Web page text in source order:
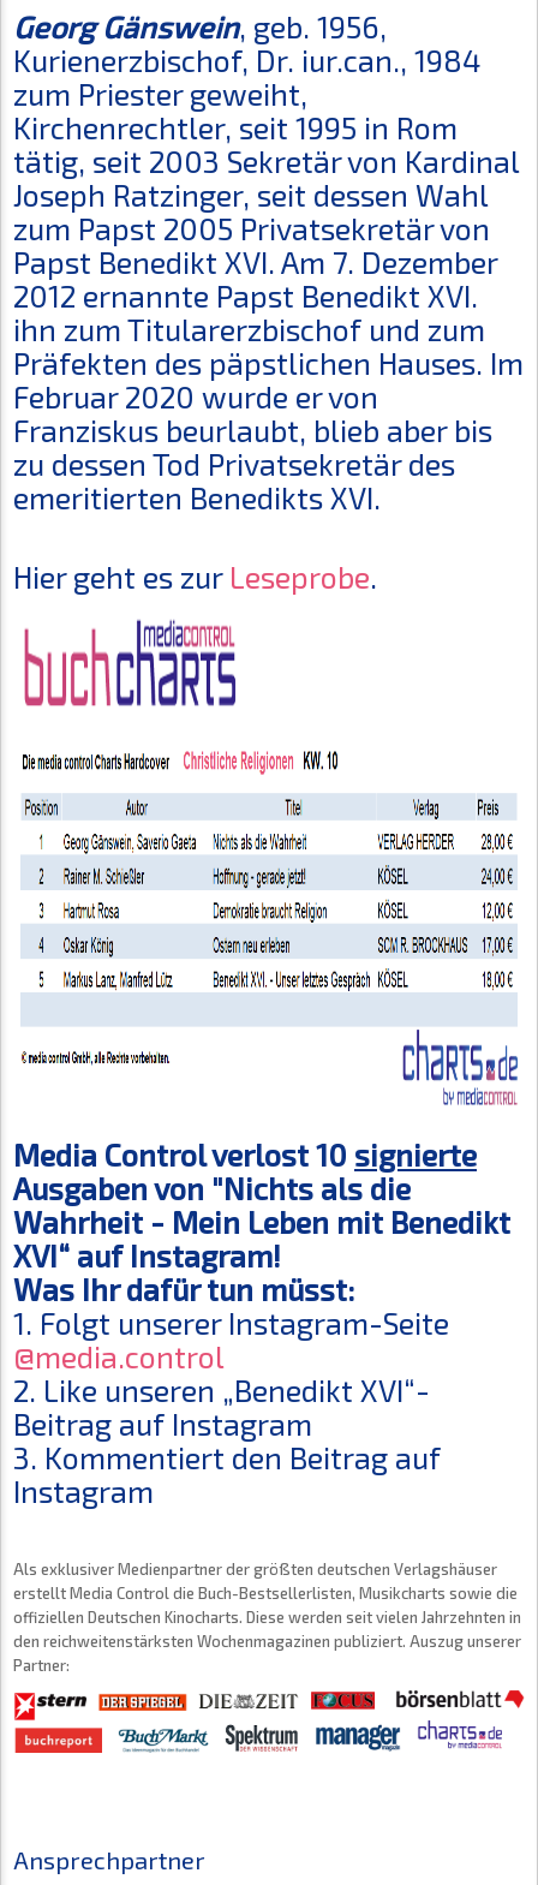
Georg Gänswein, geb. 1956,
Kurienerzbischof, Dr. iur.can., 1984
zum Priester geweiht,
Kirchenrechtler, seit 1995 in Rom
tätig, seit 2003 Sekretär von Kardinal
Joseph Ratzinger, seit dessen Wahl
zum Papst 2005 Privatsekretär von
Papst Benedikt XVI. Am 7. Dezember
2012 ernannte Papst Benedikt XVI.
ihn zum Titularerzbischof und zum
Präfekten des päpstlichen Hauses. Im
Februar 2020 wurde er von
Franziskus beurlaubt, blieb aber bis
zu dessen Tod Privatsekretär des
emeritierten Benedikts XVI.
Hier geht es zur Leseprobe.
Media Control verlost 10 signierte
Ausgaben von "Nichts als die
Wahrheit - Mein Leben mit Benedikt
XVI“ auf Instagram!
Was Ihr dafür tun müsst:
1. Folgt unserer Instagram-Seite
@media.control
2. Like unseren „Benedikt XVI“-
Beitrag auf Instagram
3. Kommentiert den Beitrag auf
Instagram
Als exklusiver Medienpartner der größten deutschen Verlagshäuser
erstellt Media Control die Buch-Bestsellerlisten, Musikcharts sowie die
offiziellen Deutschen Kinocharts. Diese werden seit vielen Jahrzehnten in
den reichweitenstärksten Wochenmagazinen publiziert. Auszug unserer
Partner:
Ansprechpartner